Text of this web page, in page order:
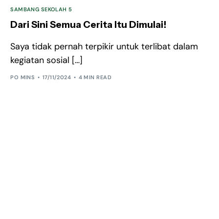
SAMBANG SEKOLAH 5
Dari Sini Semua Cerita Itu Dimulai!
Saya tidak pernah terpikir untuk terlibat dalam
kegiatan sosial […]
PO MINS 17/11/2024 4 MIN READ